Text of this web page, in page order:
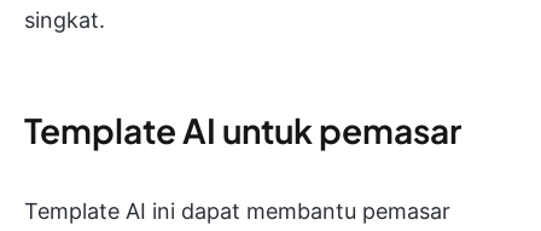
singkat.
Template AI untuk pemasar
Template AI ini dapat membantu pemasar